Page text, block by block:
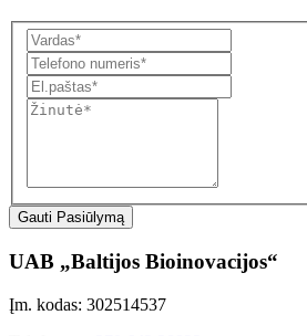
Gauti Pasiūlymą
UAB „Baltijos Bioinovacijos“
Įm. kodas: 302514537